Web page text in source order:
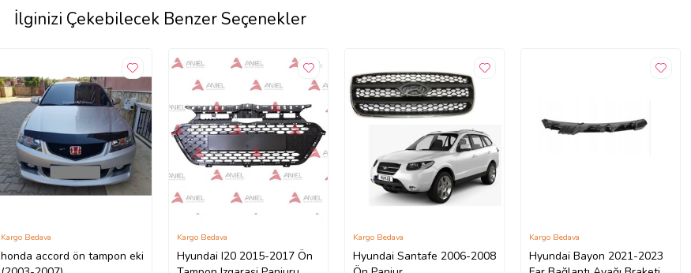
İlginizi Çekebilecek Benzer Seçenekler
honda accord ön tampon eki
Kargo Bedava
Hyundai I20 2015-2017 Ön
Kargo Bedava
Hyundai Santafe 2006-2008
Kargo Bedava
Hyundai Bayon 2021-2023
Kargo Bedava